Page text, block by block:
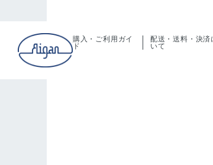
購入・ご利用ガイ
ド
配送・送料・決済
いて